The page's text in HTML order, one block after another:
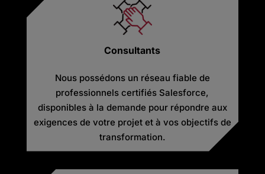
Consultants
Nous possédons un réseau fiable de
professionnels certifiés Salesforce,
disponibles à la demande pour répondre aux
exigences de votre projet et à vos objectifs de
transformation.